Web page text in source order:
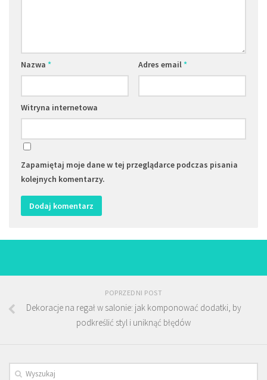
Nazwa * Adres email*
Witryna internetowa
Zapamiętaj moje dane w tej przeglądarce podczas pisania
kolejnych komentarzy.
POPRZEDNI POST
Dekoracje na regał w salonie: jak komponować dodatki, by
podkreślić styl i uniknąć błędów